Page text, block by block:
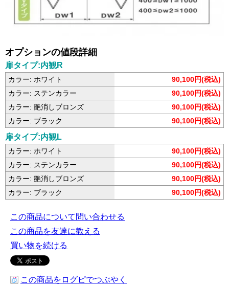
オプションの値段詳細
扉タイプ:内観R
カラー: ホワイト
90,100円(税込)
カラー: ステンカラー
90,100円(税込)
カラー: 艶消しブロンズ
90,100円(税込)
カラー: ブラック
90,100円(税込)
扉タイプ:内観L
カラー: ホワイト
90,100円(税込)
カラー: ステンカラー
90,100円(税込)
カラー: 艶消しブロンズ
90,100円(税込)
カラー: ブラック
90,100円(税込)
この商品について問い合わせる
この商品を友達に教える
買い物を続ける
この商品をログピでつぶやく